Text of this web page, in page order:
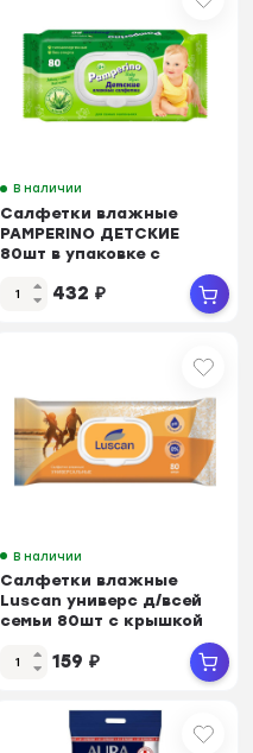
В наличии
Салфетки влажные
PAMPERINO ДЕТСКИЕ
80шт в упаковке с
432 ₽
В наличии
Салфетки влажные
Luscan универс д/всей
семьи 80шт с крышкой
159 ₽